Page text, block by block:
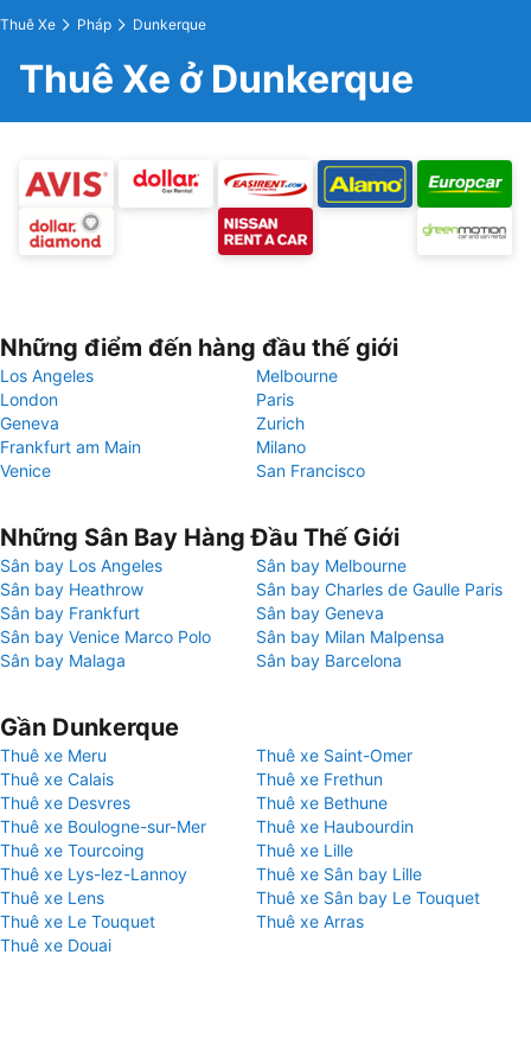
Thuê Xe Pháp Dunkerque
Thuê Xe ở Dunkerque
Những điểm đến hàng đầu thế giới
Los Angeles
Melbourne
London
Paris
Geneva
Zurich
Frankfurt am Main
Milano
Venice
San Francisco
Những Sân Bay Hàng Đầu Thế Giới
Sân bay Los Angeles
Sân bay Melbourne
Sân bay Heathrow
Sân bay Charles de Gaulle Paris
Sân bay Frankfurt
Sân bay Geneva
Sân bay Venice Marco Polo
Sân bay Milan Malpensa
Sân bay Malaga
Sân bay Barcelona
Gần Dunkerque
Thuê xe Meru
Thuê xe Saint-Omer
Thuê xe Calais
Thuê xe Frethun
Thuê xe Desvres
Thuê xe Bethune
Thuê xe Boulogne-sur-Mer
Thuê xe Haubourdin
Thuê xe Tourcoing
Thuê xe Lille
Thuê xe Lys-lez-Lannoy
Thuê xe Sân bay Lille
Thuê xe Lens
Thuê xe Sân bay Le Touquet
Thuê xe Le Touquet
Thuê xe Arras
Thuê xe Douai